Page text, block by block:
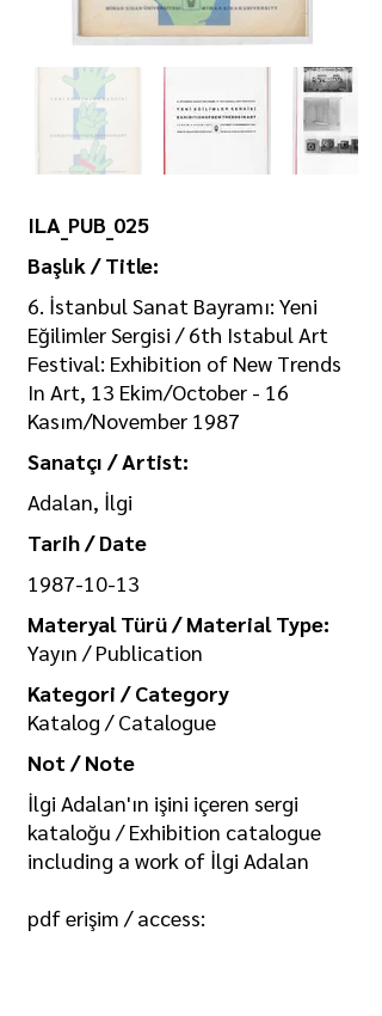
ILA_PUB_025
Başlık / Title:
6. İstanbul Sanat Bayramı: Yeni
Eğilimler Sergisi / 6th Istabul Art
Festival: Exhibition of New Trends
In Art, 13 Ekim/October - 16
Kasım/November 1987
Sanatçı / Artist:
Adalan, İlgi
Tarih / Date
1987-10-13
Materyal Türü / Material Type:
Yayın / Publication
Kategori / Category
Katalog / Catalogue
Not / Note
İlgi Adalan'ın işini içeren sergi
kataloğu / Exhibition catalogue
including a work of İlgi Adalan
pdf erişim / access: